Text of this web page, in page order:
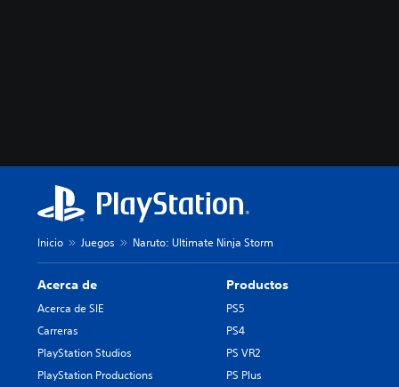
Inicio Juegos Naruto: Ultimate Ninja Storm
Acerca de
Acerca de SIE
Carreras
PlayStation Studios
PlayStation Productions
Productos
PS5
PS4
PS VR2
PS Plus